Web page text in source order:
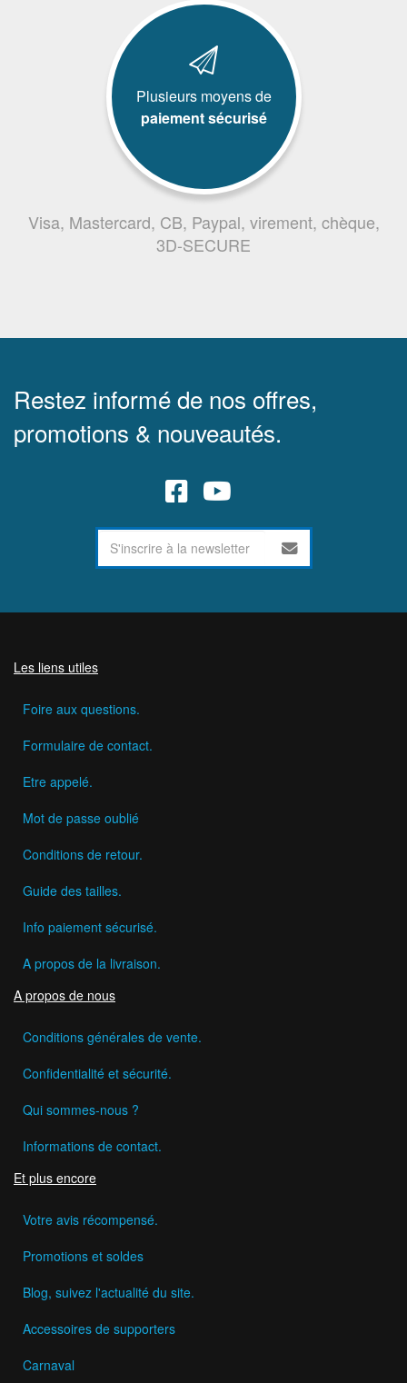
Plusieurs moyens de
paiement sécurisé
Visa, Mastercard, CB, Paypal, virement, chèque,
3D-SECURE
Restez informé de nos offres,
promotions & nouveautés.
Les liens utiles
Foire aux questions.
Formulaire de contact.
Etre appelé.
Mot de passe oublié
Conditions de retour.
Guide des tailles.
Info paiement sécurisé.
A propos de la livraison.
A propos de nous
Conditions générales de vente.
Confidentialité et sécurité.
Qui sommes-nous ?
Informations de contact.
Et plus encore
Votre avis récompensé.
Promotions et soldes
Blog, suivez l'actualité du site.
Accessoires de supporters
Carnaval